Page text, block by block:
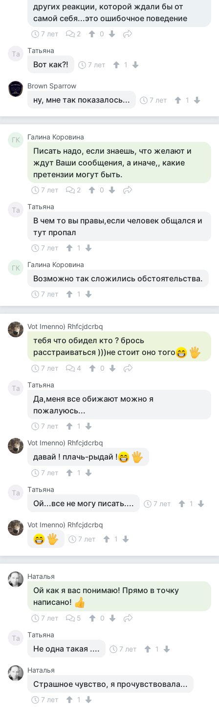
других реакции, которой ждали бы от
самой себя...это ошибочное поведение
7 лет 2 0
Tа Tатьяна
Вот как?! 7 лет 1
Brown Sparrow
ну, мне так показалось... 7 лет 1
ГК Галина Коровина
Писать надо, если знаешь, что желают и
ждут Ваши сообщения, а иначе,, какие
претензии могут быть.
7 лет 2 0
Tа Tатьяна
В чем то вы правы,если человек общался и
тут пропал
7 лет 1
ГК Галина Коровина
Возможно так сложились обстоятельства.
7 лет 1
Vot Imenno) Rhfcjdcrbq
тебя что обидел кто ? брось
расстраиваться )))не стоит оно того
7 лет 4 0
Tа Tатьяна
Да,меня все обижают можно я
пожалуюсь...
7 лет
1
Vot Imenno) Rhfcjdcrbq
давай ! плачь-рыдай !
7 лет 1
Tа Tатьяна
Ой...все не могу писать.... 7 лет 1
Vot Imenno) Rhfcjdcrbq
7 лет
1
Наталья
Ой как я вас понимаю! Прямо в точку
написано!
7 лет 5 0
Tа Tатьяна
Не одна такая .... 7 лет 1
Наталья
Страшное чувство, я прочувствовала...
7 лет 1